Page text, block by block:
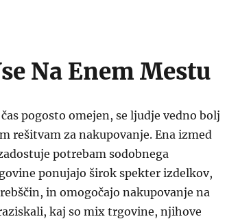
Na Enem Mestu
pogosto omejen, se ljudje vedno bolj
rešitvam za nakupovanje. Ena izmed
potrebam sodobnega
ponujajo širok spekter izdelkov,
in omogočajo nakupovanje na
kaj so mix trgovine, njihove